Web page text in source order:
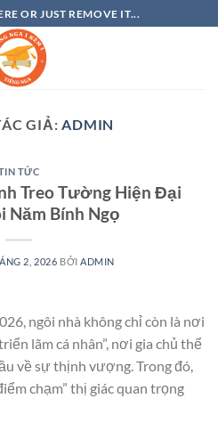
OR JUST REMOVE IT...
GIẢ:ADMIN
TỨC
Treo Tường Hiện Đại
Năm Bính Ngọ
2, 2026 BỞI ADMIN
ngôi nhà không chỉ còn là nơi
lãm cá nhân”, nơi gia chủ thể
về sự thịnh vượng. Trong đó,
chạm” thị giác quan trọng